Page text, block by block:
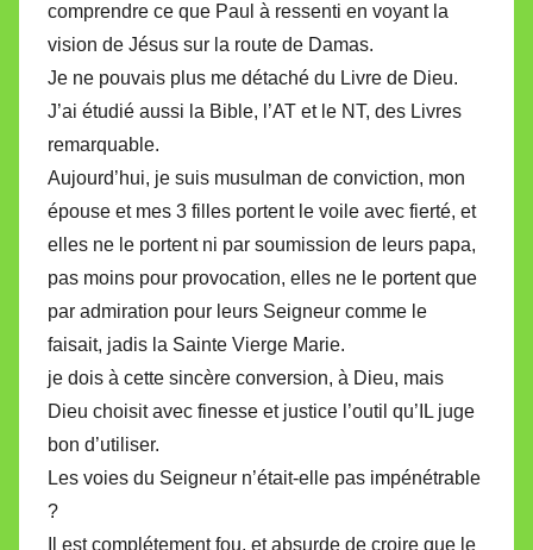
comprendre ce que Paul à ressenti en voyant la
vision de Jésus sur la route de Damas.
Je ne pouvais plus me détaché du Livre de Dieu.
J’ai étudié aussi la Bible, l’AT et le NT, des Livres
remarquable.
Aujourd’hui, je suis musulman de conviction, mon
épouse et mes 3 filles portent le voile avec fierté, et
elles ne le portent ni par soumission de leurs papa,
pas moins pour provocation, elles ne le portent que
par admiration pour leurs Seigneur comme le
faisait, jadis la Sainte Vierge Marie.
je dois à cette sincère conversion, à Dieu, mais
Dieu choisit avec finesse et justice l’outil qu’IL juge
bon d’utiliser.
Les voies du Seigneur n’était-elle pas impénétrable
?
Il est complétement fou, et absurde de croire que le